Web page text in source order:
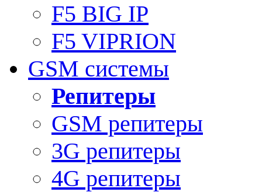
F5 BIG IP
F5 VIPRION
GSM системы
Репитеры
GSM репитеры
3G репитеры
4G репитеры